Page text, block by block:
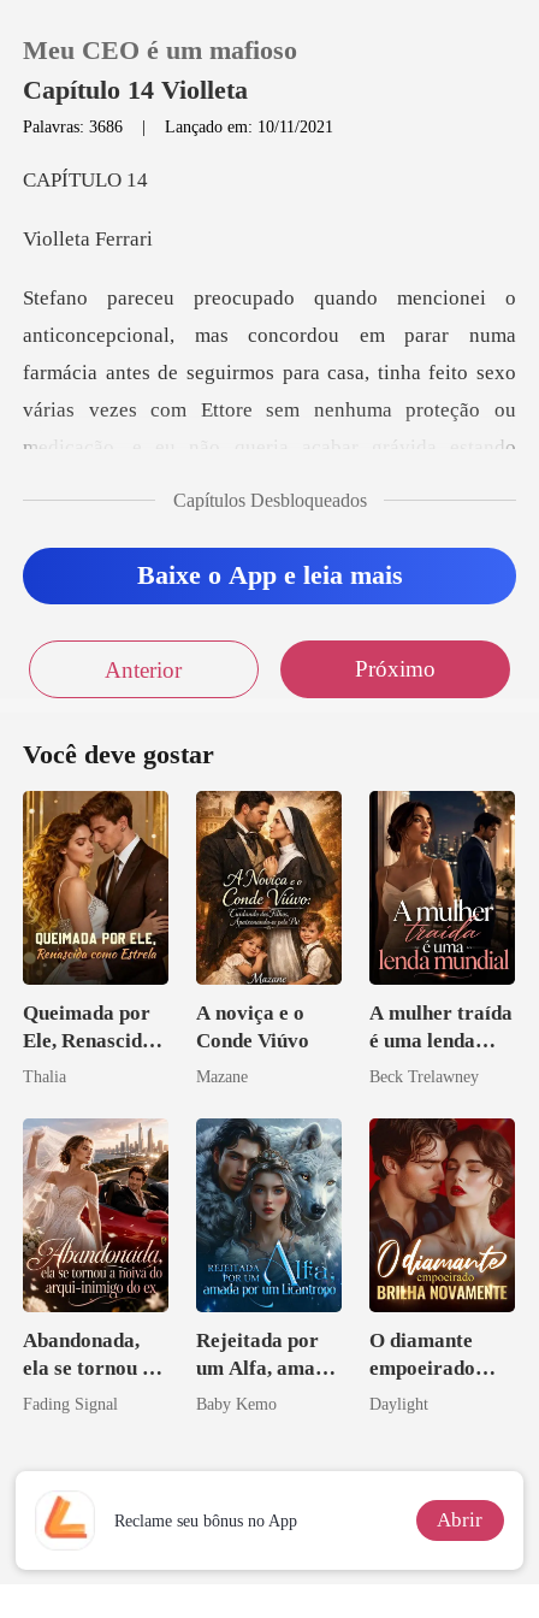
Loja
Histórico
Meu CEO é um mafioso
Capítulo 14 Violleta
Palavras: 3686 |Lançado em: 10/11/2021
ÍTU
eta F
de seguirmos para casa, tinha feito sexo
várias vezes com Ettore sem nenhuma proteção ou
medicação, e eu
Capítulos Desbloqueados
Baixe o App e leia mais
Anterior Próximo
Você deve gostar
Queimada por
Ele, Renascida
como Estrela
Thalia
A noviça e o
Conde Viúvo
Mazane
A mulher traída
é uma lenda
mundial
Beck Trelawney
Abandonada,
ela se tornou a
noiva do arqui-
Fading Signal
Rejeitada por
um Alfa, amada
por um
Baby Kemo
O diamante
empoeirado
brilha
Daylight
Reclame seu bônus no App Abrir